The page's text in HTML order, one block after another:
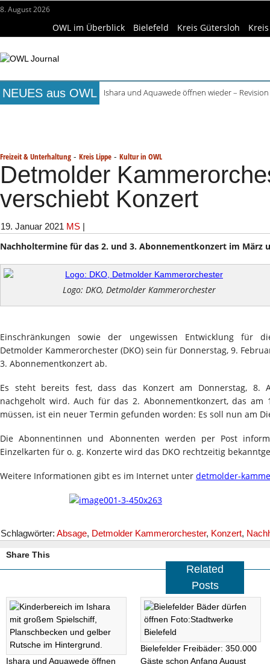
8. August 2026
OWL im Überblick Bielefeld Kreis Gütersloh
NEUES aus OWL
Ishara und Aquawede öffnen wieder –
Freizeit & Unterhaltung - Kreis Lippe - Kultur in OWL
Detmolder
verschiebt Konzert
19. Januar 2021 MS |
Nachholtermine für das 2. und 3. Abonnementkonzert im März
Logo: DKO, Detmolder Kammerorchester
Einschränkungen sowie der ungewissen Entwicklung für
Detmolder Kammerorchester (DKO) sein für Donnerstag, 9.
3. Abonnementkonzert ab.
Es steht bereits fest, dass das Konzert am Donnerstag, 8.
nachgeholt wird. Auch für das 2. Abonnementkonzert, das am
müssen, ist ein neuer Termin gefunden worden: Es soll nun am
Die Abonnentinnen und Abonnenten werden per Post
Einzelkarten für o. g. Konzerte wird das DKO rechtzeitig
Weitere Informationen gibt es im Internet unter detmolder-
Schlagwörter: Absage, Detmolder Kammerorchester, Konzert,
Share This
Related
Posts
Ishara und Aquawede öffnen
Bielefelder Freibäder: 350.000
Gäste schon Anfang August